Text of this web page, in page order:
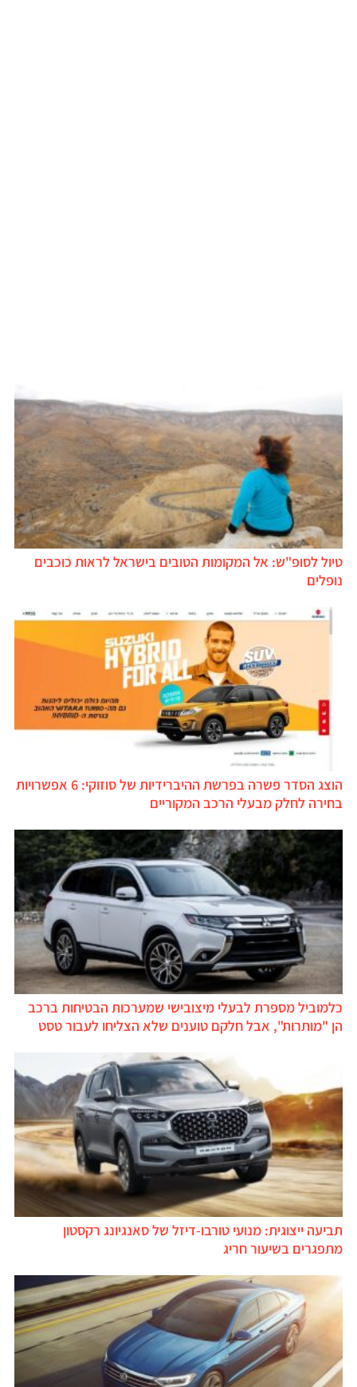
טיול לסופ"ש: אל המקומות הטובים בישראל לראות כוכבים
נופלים
הוצג הסדר פשרה בפרשת ההיברידיות של סוזוקי: 6 אפשרויות
בחירה לחלק מבעלי הרכב המקוריים
כלמוביל מספרת לבעלי מיצובישי שמערכות הבטיחות ברכב
הן "מותרות", אבל חלקם טוענים שלא הצליחו לעבור טסט
תביעה ייצוגית: מנועי טורבו-דיזל של סאנגיונג רקסטון
מתפגרים בשיעור חריג